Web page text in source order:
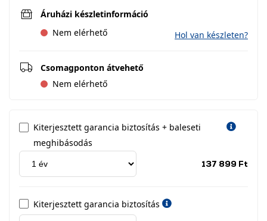
Áruházi készletinformáció
Nem elérhető
Hol van készleten?
Csomagponton átvehető
Nem elérhető
Kiterjesztett garancia biztosítás + baleseti
meghibásodás
137 899 Ft
Kiterjesztett garancia biztosítás